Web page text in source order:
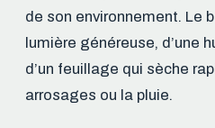
de son environnement. Le
lumière généreuse, d’une
d’un feuillage qui sèche
arrosages ou la pluie.